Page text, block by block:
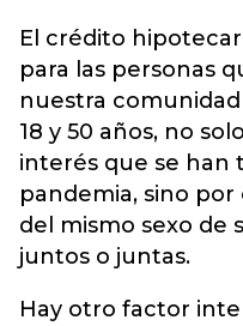
El crédito
para las personas
nuestra
18 y 50 años, no
interés que se han
pandemia, sino
del mismo sexo de
juntos o juntas.
Hay otro factor